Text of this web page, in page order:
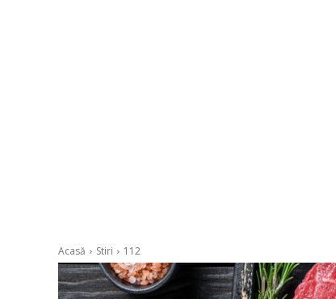
Acasă Stiri 112